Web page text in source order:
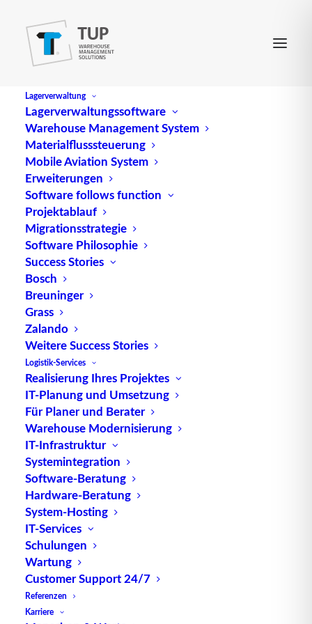
Lagerverwaltung
Lagerverwaltungssoftware
Warehouse Management System
Materialflusssteuerung
Mobile Aviation System
Erweiterungen
Software follows function
Projektablauf
Migrationsstrategie
Software Philosophie
Success Stories
Bosch
Breuninger
Grass
Zalando
Weitere Success Stories
Logistik-Services
Realisierung Ihres Projektes
IT-Planung und Umsetzung
Für Planer und Berater
Warehouse Modernisierung
IT-Infrastruktur
Systemintegration
Software-Beratung
Hardware-Beratung
System-Hosting
IT-Services
Schulungen
Wartung
Customer Support 24/7
Referenzen
Karriere
ad valorem
Die Abkürzung „ad. val.“, abgeleitet vom
lateinischen Ausdruck „dem Wert nach“, ist eine
Bemessungsgrundlage für verschiedene Abgaben
wie Steuern, Zölle oder (See-)Fracht. Diese Form
der Besteuerung erfolgt in Prozent des
Warenwerts und spielt eine entscheidende Rolle in
der internationalen Handelswelt.
„Ad valorem“-Steuern bieten eine flexible Methode
der Besteuerung, da sie direkt auf den Wert eines
Produkts abzielen. Dies ermöglicht es, dass die
Besteuerung automatisch mit Veränderungen im
Warenwert skaliert. In der Praxis wird diese Art der
Besteuerung oft bei der Einfuhr von Waren
angewendet, insbesondere bei Luxusgütern.
Die genaue Berechnung von „ad valorem“-
Abgaben erfordert eine präzise Wertermittlung der
importierten Waren. Diese Genauigkeit ist
entscheidend, um faire Handelspraktiken zu
gewährleisten und gleichzeitig die finanziellen
Interessen der beteiligten Parteien zu schützen.
Im Kontext von internationalen Geschäften ist ein